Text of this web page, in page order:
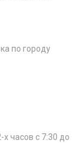
по городу
часов с 7:30 до